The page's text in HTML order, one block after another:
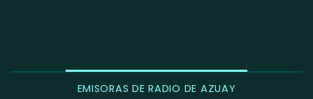
EMISORAS DE RADIO DE AZUAY